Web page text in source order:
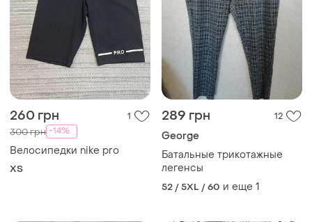
260 грн 1
300 грн -14%
Велосипедки nike pro
ХS
289 грн 12
George
Батальные трикотажные
легенсы
52 / 5XL / 60 и еще 1